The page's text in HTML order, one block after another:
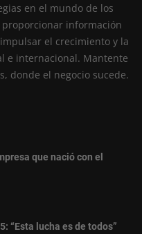
en el mundo de los
información
el crecimiento y la
e internacional. Mantente
donde el negocio sucede.
que nació con el
“Esta lucha es de todos”